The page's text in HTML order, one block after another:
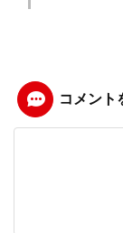
コメント